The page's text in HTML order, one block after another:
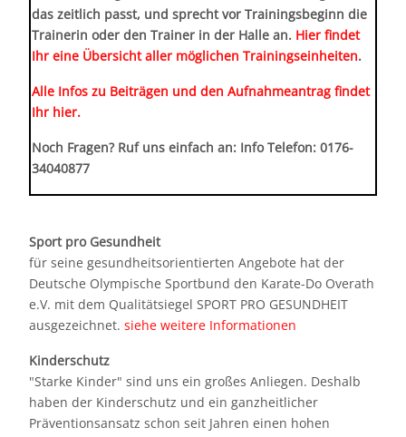
das zeitlich passt, und sprecht vor Trainingsbeginn die
Trainerin oder den Trainer in der Halle an. Hier findet
Ihr eine Übersicht aller möglichen Trainingseinheiten.
Alle Infos zu Beiträgen und den Aufnahmeantrag findet
Ihr hier.
Noch Fragen? Ruf uns einfach an: Info Telefon: 0176-
34040877
Sport pro Gesundheit
für seine gesundheitsorientierten Angebote hat der
Deutsche Olympische Sportbund den Karate-Do Overath
e.V. mit dem Qualitätsiegel SPORT PRO GESUNDHEIT
ausgezeichnet. siehe weitere Informationen
Kinderschutz
"Starke Kinder" sind uns ein großes Anliegen. Deshalb
haben der Kinderschutz und ein ganzheitlicher
Präventionsansatz schon seit Jahren einen hohen